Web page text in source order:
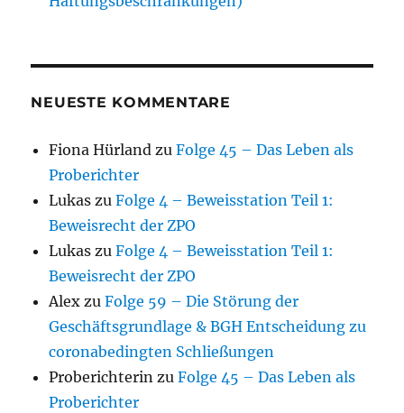
NEUESTE KOMMENTARE
Fiona Hürland zuFolge 45 – Das Leben als
Proberichter
Lukas zuFolge 4 – Beweisstation Teil 1:
Beweisrecht der ZPO
Lukas zuFolge 4 – Beweisstation Teil 1:
Beweisrecht der ZPO
Alex zuFolge 59 – Die Störung der
Geschäftsgrundlage & BGH Entscheidung zu
coronabedingten Schließungen
Proberichterin zuFolge 45 – Das Leben als
Proberichter